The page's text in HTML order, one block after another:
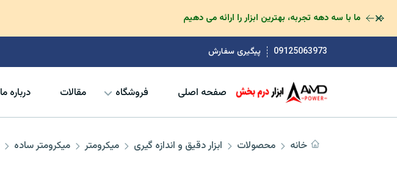
ما با سه دهه تجربه، بهترین ابزار را ارائه می دهیمرد کردن
09125063973 پیگیری سفارش
صفحه اصلی فروشگاه مقالات درباره ما
خانه محصولات ابزار دقیق و اندازه گیری میکرومتر میکرومتر ساده